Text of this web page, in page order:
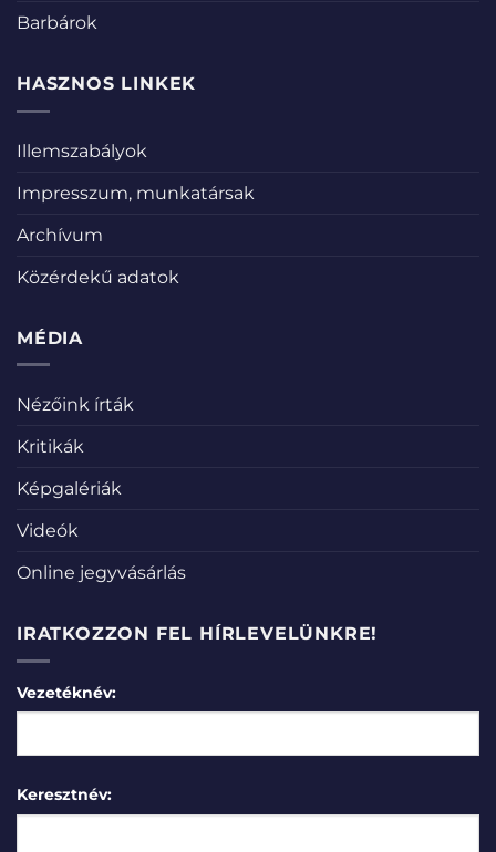
Barbárok
HASZNOS LINKEK
Illemszabályok
Impresszum, munkatársak
Archívum
Közérdekű adatok
MÉDIA
Nézőink írták
Kritikák
Képgalériák
Videók
Online jegyvásárlás
IRATKOZZON FEL HÍRLEVELÜNKRE!
Vezetéknév:
Keresztnév: